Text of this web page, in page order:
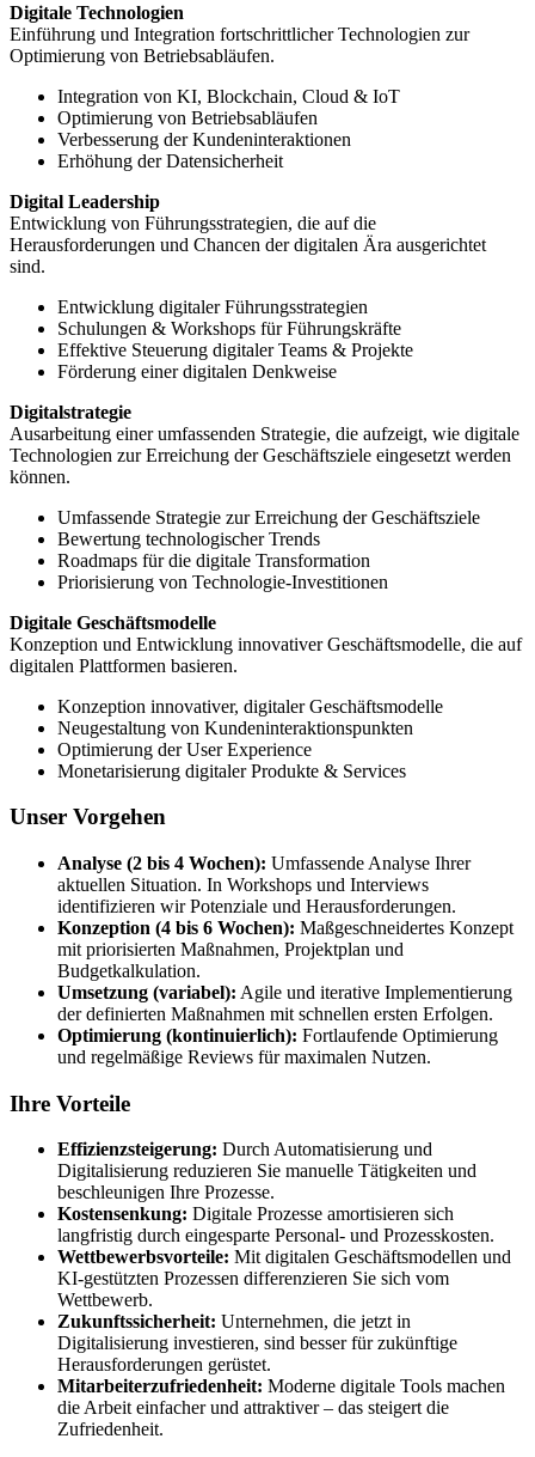
Digitale Technologien
Einführung und Integration fortschrittlicher Technologien zur
Optimierung von Betriebsabläufen.
Integration von KI, Blockchain, Cloud & IoT
Optimierung von Betriebsabläufen
Verbesserung der Kundeninteraktionen
Erhöhung der Datensicherheit
Digital Leadership
Entwicklung von Führungsstrategien, die auf die
Herausforderungen und Chancen der digitalen Ära ausgerichtet
sind.
Entwicklung digitaler Führungsstrategien
Schulungen & Workshops für Führungskräfte
Effektive Steuerung digitaler Teams & Projekte
Förderung einer digitalen Denkweise
Digitalstrategie
Ausarbeitung einer umfassenden Strategie, die aufzeigt, wie digitale
Technologien zur Erreichung der Geschäftsziele eingesetzt werden
können.
Umfassende Strategie zur Erreichung der Geschäftsziele
Bewertung technologischer Trends
Roadmaps für die digitale Transformation
Priorisierung von Technologie-Investitionen
Digitale Geschäftsmodelle
Konzeption und Entwicklung innovativer Geschäftsmodelle, die auf
digitalen Plattformen basieren.
Konzeption innovativer, digitaler Geschäftsmodelle
Neugestaltung von Kundeninteraktionspunkten
Optimierung der User Experience
Monetarisierung digitaler Produkte & Services
Unser Vorgehen
Analyse (2 bis 4 Wochen): Umfassende Analyse Ihrer
aktuellen Situation. In Workshops und Interviews
identifizieren wir Potenziale und Herausforderungen.
Konzeption (4 bis 6 Wochen): Maßgeschneidertes Konzept
mit priorisierten Maßnahmen, Projektplan und
Budgetkalkulation.
Umsetzung (variabel): Agile und iterative Implementierung
der definierten Maßnahmen mit schnellen ersten Erfolgen.
Optimierung (kontinuierlich): Fortlaufende Optimierung
und regelmäßige Reviews für maximalen Nutzen.
Ihre Vorteile
Effizienzsteigerung: Durch Automatisierung und
Digitalisierung reduzieren Sie manuelle Tätigkeiten und
beschleunigen Ihre Prozesse.
Kostensenkung: Digitale Prozesse amortisieren sich
langfristig durch eingesparte Personal- und Prozesskosten.
Wettbewerbsvorteile: Mit digitalen Geschäftsmodellen und
KI-gestützten Prozessen differenzieren Sie sich vom
Wettbewerb.
Zukunftssicherheit: Unternehmen, die jetzt in
Digitalisierung investieren, sind besser für zukünftige
Herausforderungen gerüstet.
Mitarbeiterzufriedenheit: Moderne digitale Tools machen
die Arbeit einfacher und attraktiver – das steigert die
Zufriedenheit.